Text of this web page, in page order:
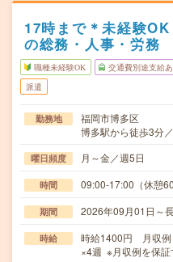
17時まで＊未経験
の総務・人事・労務
職種未経験OK 交通費別途支給あ
派遣
勤務地
福岡市博多区
博多駅から徒歩3分
曜日頻度 月～金／週5日
時間 09:00-17:00（休憩
期間 2026年09月01日～
時給
時給1400円 月収例
×4週 ※月収例を保証